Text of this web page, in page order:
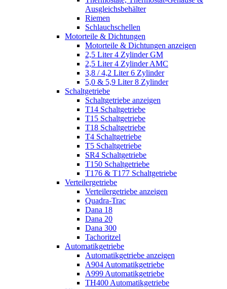
Ausgleichsbehälter
Riemen
Schlauchschellen
Motorteile & Dichtungen
Motorteile & Dichtungen anzeigen
2,5 Liter 4 Zylinder GM
2,5 Liter 4 Zylinder AMC
3,8 / 4,2 Liter 6 Zylinder
5,0 & 5,9 Liter 8 Zylinder
Schaltgetriebe
Schaltgetriebe anzeigen
T14 Schaltgetriebe
T15 Schaltgetriebe
T18 Schaltgetriebe
T4 Schaltgetriebe
T5 Schaltgetriebe
SR4 Schaltgetriebe
T150 Schaltgetriebe
T176 & T177 Schaltgetriebe
Verteilergetriebe
Verteilergetriebe anzeigen
Quadra-Trac
Dana 18
Dana 20
Dana 300
Tachoritzel
Automatikgetriebe
Automatikgetriebe anzeigen
A904 Automatikgetriebe
A999 Automatikgetriebe
TH400 Automatikgetriebe